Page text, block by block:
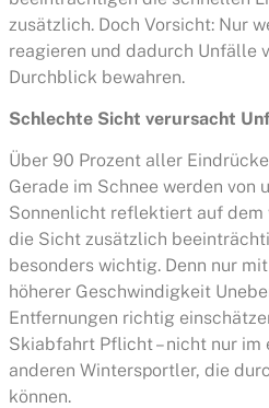
zusätzlich. Doch Vorsicht: Nur
reagieren und dadurch Unfälle
Durchblick bewahren.
Schlechte Sicht verursacht
Über 90 Prozent aller
Gerade im Schnee werden von
Sonnenlicht reflektiert auf dem
die Sicht zusätzlich
besonders wichtig. Denn nur
höherer Geschwindigkeit
Entfernungen richtig
Skiabfahrt Pflicht – nicht nur im
anderen Wintersportler, die
können.